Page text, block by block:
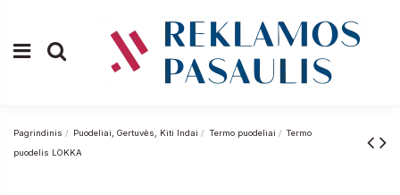
Pagrindinis Puodeliai, Gertuvės, Kiti Indai Termo puodeliai
Termo
puodelis LOKKA